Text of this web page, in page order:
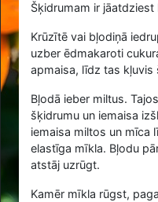
Šķidrumam ir
Krūzītē vai bļodiņā
uzber ēdmakaroti
apmaisa, līdz tas kļuvis
Bļodā ieber miltus.
šķidrumu un iemaisa
iemaisa miltos un mīca
elastīga mīkla. Bļodu
atstāj uzrūgt.
Kamēr mīkla rūgst,